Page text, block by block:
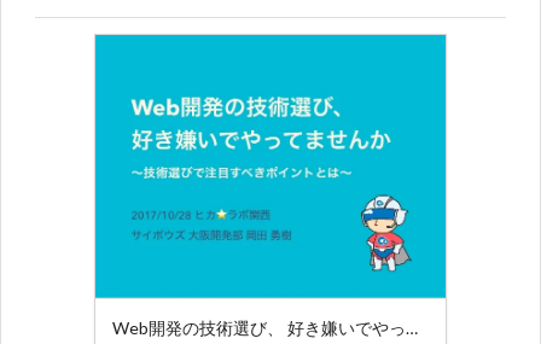
Web開発の技術選び、 好き嫌いでやってませんか 〜技術選びで注目すべきポイントとは〜